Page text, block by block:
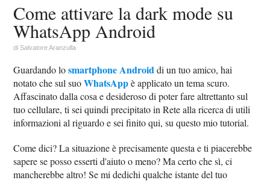
Come attivare la dark mode su
WhatsApp Android
diSalvatore Aranzulla
Guardando losmartphone Androiddi un tuo amico, hai
notato che sul suoWhatsAppè applicato un tema scuro.
Affascinato dalla cosa e desideroso di poter fare altrettanto sul
tuo cellulare, ti sei quindi precipitato in Rete alla ricerca di utili
informazioni al riguardo e sei finito qui, su questo mio tutorial.
Come dici? La situazione è precisamente questa e ti piacerebbe
sapere se posso esserti d'aiuto o meno? Ma certo che sì, ci
mancherebbe altro! Se mi dedichi qualche istante del tuo